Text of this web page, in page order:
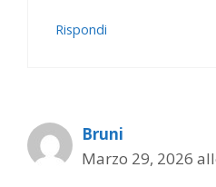
Rispondi
Bruni
Marzo 29, 2026